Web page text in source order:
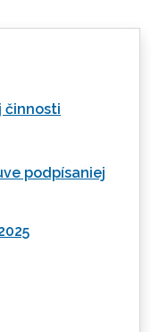
činnosti
podpísaniej